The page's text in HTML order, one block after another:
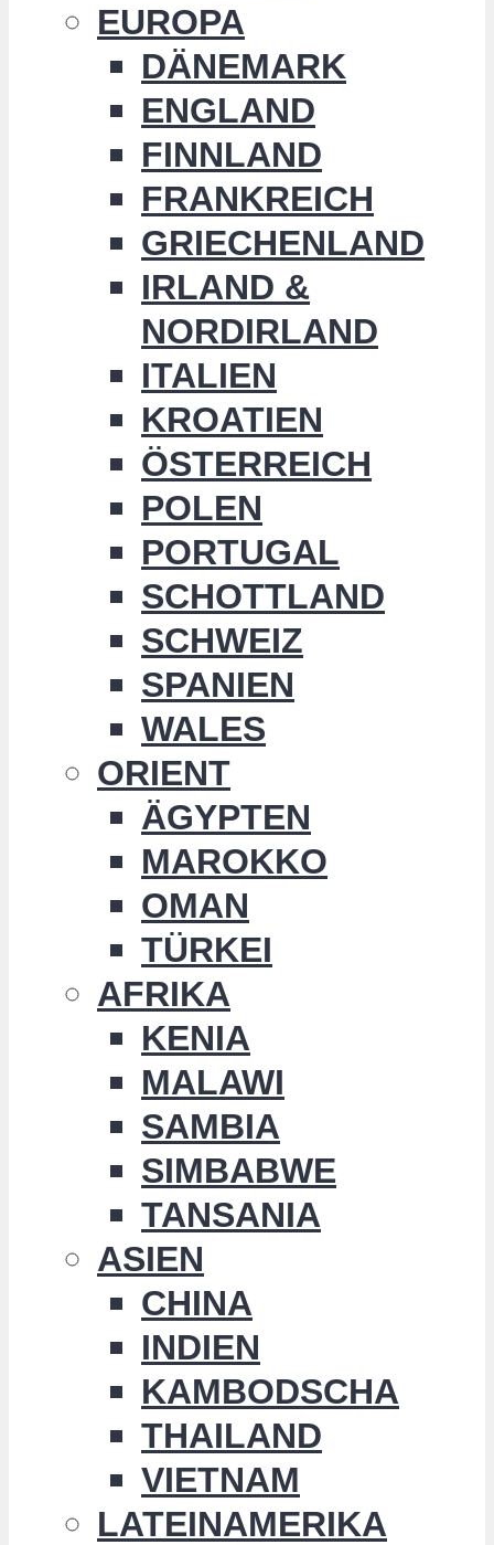
EUROPA
DÄNEMARK
ENGLAND
FINNLAND
FRANKREICH
GRIECHENLAND
IRLAND &
NORDIRLAND
ITALIEN
KROATIEN
ÖSTERREICH
POLEN
PORTUGAL
SCHOTTLAND
SCHWEIZ
SPANIEN
WALES
ORIENT
ÄGYPTEN
MAROKKO
OMAN
TÜRKEI
AFRIKA
KENIA
MALAWI
SAMBIA
SIMBABWE
TANSANIA
ASIEN
CHINA
INDIEN
KAMBODSCHA
THAILAND
VIETNAM
LATEINAMERIKA